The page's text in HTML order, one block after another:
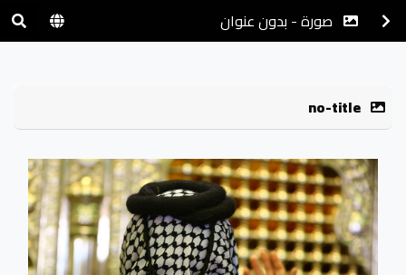
صورة - بدون عنوان
no-title